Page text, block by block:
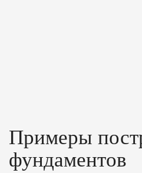
Примеры
фундаментов